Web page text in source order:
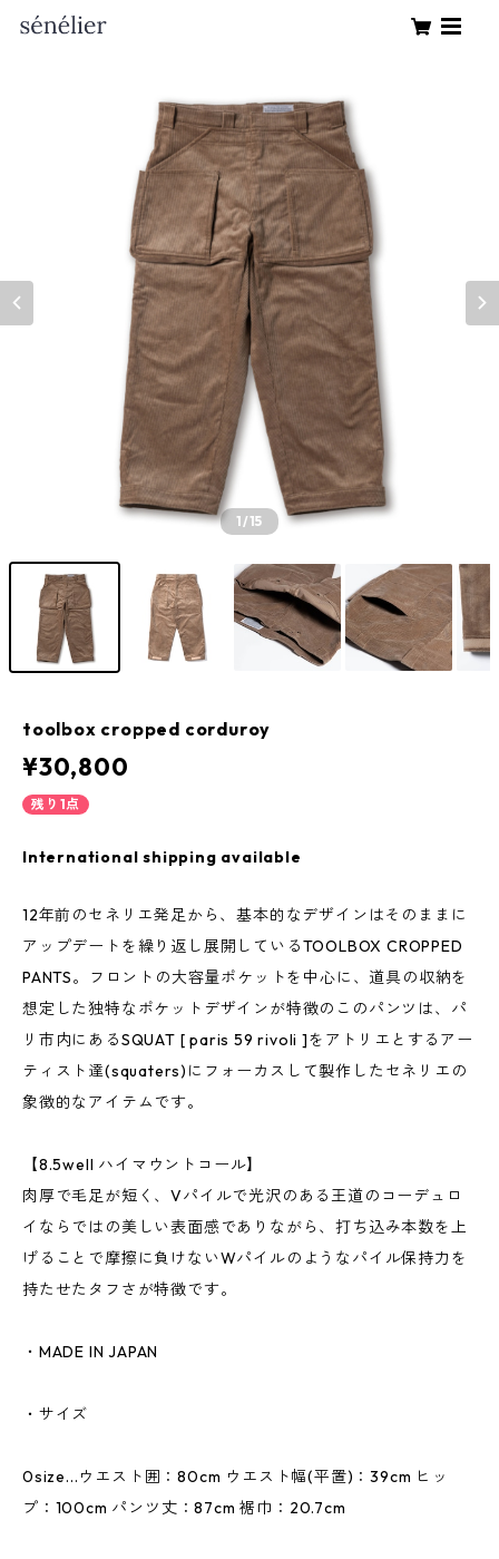
1/15
toolbox cropped corduroy
¥30,800
残り1点
International shipping available
12年前のセネリエ発足から、基本的なデザインはそのままに
アップデートを繰り返し展開しているTOOLBOX CROPPED
PANTS。フロントの大容量ポケットを中心に、道具の収納を
想定した独特なポケットデザインが特徴のこのパンツは、パ
リ市内にあるSQUAT [ paris 59 rivoli ]をアトリエとするアー
ティスト達(squaters)にフォーカスして製作したセネリエの
象徴的なアイテムです。
【8.5well ハイマウントコール】
肉厚で毛足が短く、Vパイルで光沢のある王道のコーデュロ
イならではの美しい表面感でありながら、打ち込み本数を上
げることで摩擦に負けないWパイルのようなパイル保持力を
持たせたタフさが特徴です。
・MADE IN JAPAN
・サイズ
0size...ウエスト囲：80cm ウエスト幅(平置)：39cm ヒッ
プ：100cm パンツ丈：87cm 裾巾：20.7cm